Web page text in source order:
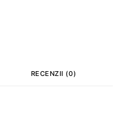
RECENZII (0)